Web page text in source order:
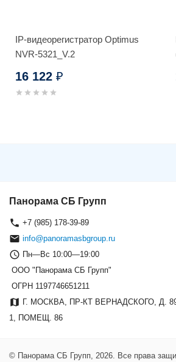
IP-видеорегистратор Optimus
NVR-5321_V.2
16 122 ₽
Панорама СБ Групп
+7 (985) 178-39-89
info@panoramasbgroup.ru
Пн—Вс 10:00—19:00
ООО "Панорама СБ Групп"
ОГРН 1197746651211
Г. МОСКВА, ПР-КТ ВЕРНАДСКОГО, Д.
1, ПОМЕЩ. 86
© Панорама СБ Групп, 2026. Все права